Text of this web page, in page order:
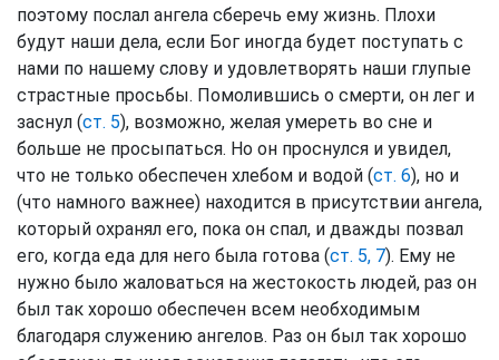
поэтому послал ангела сберечь ему жизнь. Плохи
будут наши дела, если Бог иногда будет поступать с
нами по нашему слову и удовлетворять наши глупые
страстные просьбы. Помолившись о смерти, он лег и
заснул (ст. 5), возможно, желая умереть во сне и
больше не просыпаться. Но он проснулся и увидел,
что не только обеспечен хлебом и водой (ст. 6), но и
(что намного важнее) находится в присутствии ангела,
который охранял его, пока он спал, и дважды позвал
его, когда еда для него была готова (ст. 5, 7). Ему не
нужно было жаловаться на жестокость людей, раз он
был так хорошо обеспечен всем необходимым
благодаря служению ангелов. Раз он был так хорошо